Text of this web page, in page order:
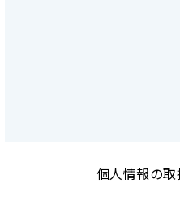
個人情報の